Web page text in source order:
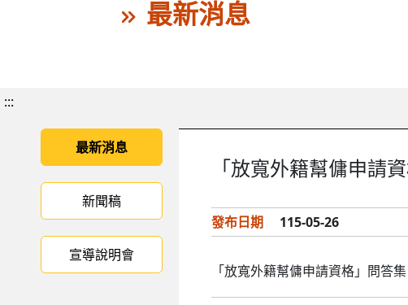
最新消息
:::
最新消息
新聞稿
宣導說明會
「放寬外籍幫傭申請
發布日期 115-05-26
「放寬外籍幫傭申請資格」問答集